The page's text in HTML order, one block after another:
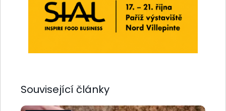
Související články